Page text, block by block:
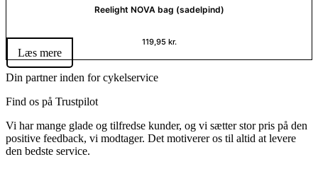
Reelight NOVA bag (sadelpind)
119,95 kr.
Læs mere
Din partner inden for cykelservice
Find os på Trustpilot
Vi har mange glade og tilfredse kunder, og vi sætter stor pris på den
positive feedback, vi modtager. Det motiverer os til altid at levere
den bedste service.